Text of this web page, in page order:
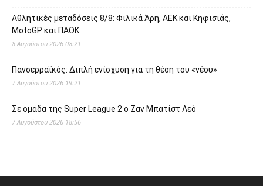
Αθλητικές μεταδόσεις 8/8: Φιλικά Άρη, ΑΕΚ και Κηφισιάς,
MotoGP και ΠΑΟΚ
8 Αυγούστου 2026 08:21
Πανσερραϊκός: Διπλή ενίσχυση για τη θέση του «νέου»
7 Αυγούστου 2026 19:21
Σε ομάδα της Super League 2 o Ζαν Μπατίστ Λεό
7 Αυγούστου 2026 18:56